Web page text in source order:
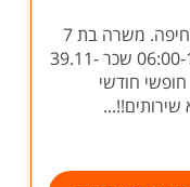
דרוש/ה עובד/ת ניקיון בוקר לפיליפס חיפה. משרה בת 7
שעות בימים א'-ה' בין השעות: 06:00-13:00 שכר -39.11
חודשי